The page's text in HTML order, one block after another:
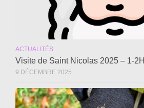
ACTUALITÉS
Visite de Saint Nicolas 2025 – 1-2H
9 DÉCEMBRE 2025